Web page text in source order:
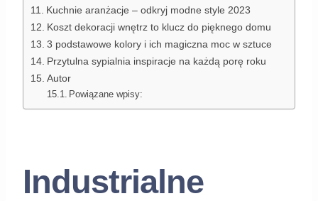
Kuchnie aranżacje – odkryj modne style 2023
Koszt dekoracji wnętrz to klucz do pięknego domu
3 podstawowe kolory i ich magiczna moc w sztuce
Przytulna sypialnia inspiracje na każdą porę roku
Autor
Powiązane wpisy:
Industrialne